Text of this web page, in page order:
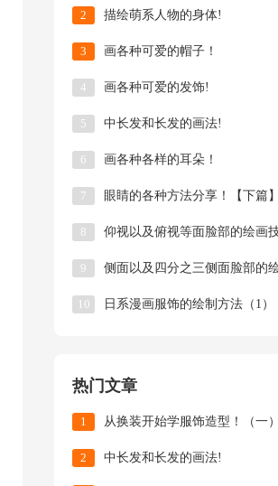
2 描绘萌系人物的身体!
3 画各种可爱的帽子！
4 画各种可爱的发饰!
5 中长发和长发的画法!
6 画各种各样的耳朵！
7 眼睛的各种方法分享！【下篇】
8 仰视以及俯视等面脸部的绘画
9 侧面以及四分之三侧面脸部的
10 日系漫画服饰的绘制方法（1）
热门文章
1 从换装开始学服饰造型！（一）
2 中长发和长发的画法!